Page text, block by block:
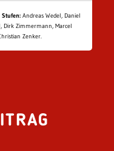
Stufen: Andreas Wedel, Daniel
Dirk Zimmermann, Marcel
Zenker.